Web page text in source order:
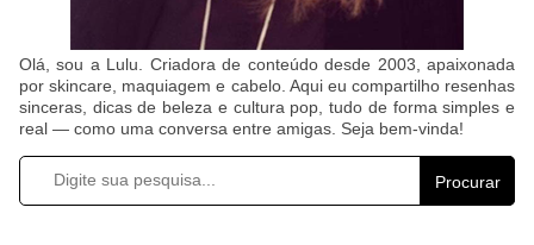
Olá, sou a Lulu. Criadora de conteúdo desde 2003, apaixonada
por skincare, maquiagem e cabelo. Aqui eu compartilho resenhas
sinceras, dicas de beleza e cultura pop, tudo de forma simples e
real — como uma conversa entre amigas. Seja bem-vinda!
Procurar